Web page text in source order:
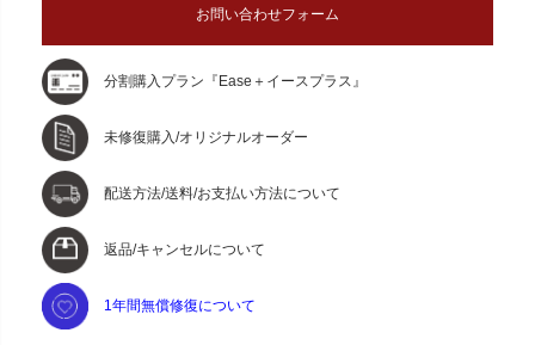
お問い合わせフォーム
分割購入プラン『Ease＋イースプラス』
未修復購入/オリジナルオーダー
配送方法/送料/お支払い方法について
返品/キャンセルについて
1年間無償修復について